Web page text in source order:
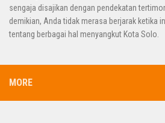
sengaja disajikan dengan pendekatan
demikian, Anda tidak merasa berjarak ketika
tentang berbagai hal menyangkut Kota Solo.
MORE